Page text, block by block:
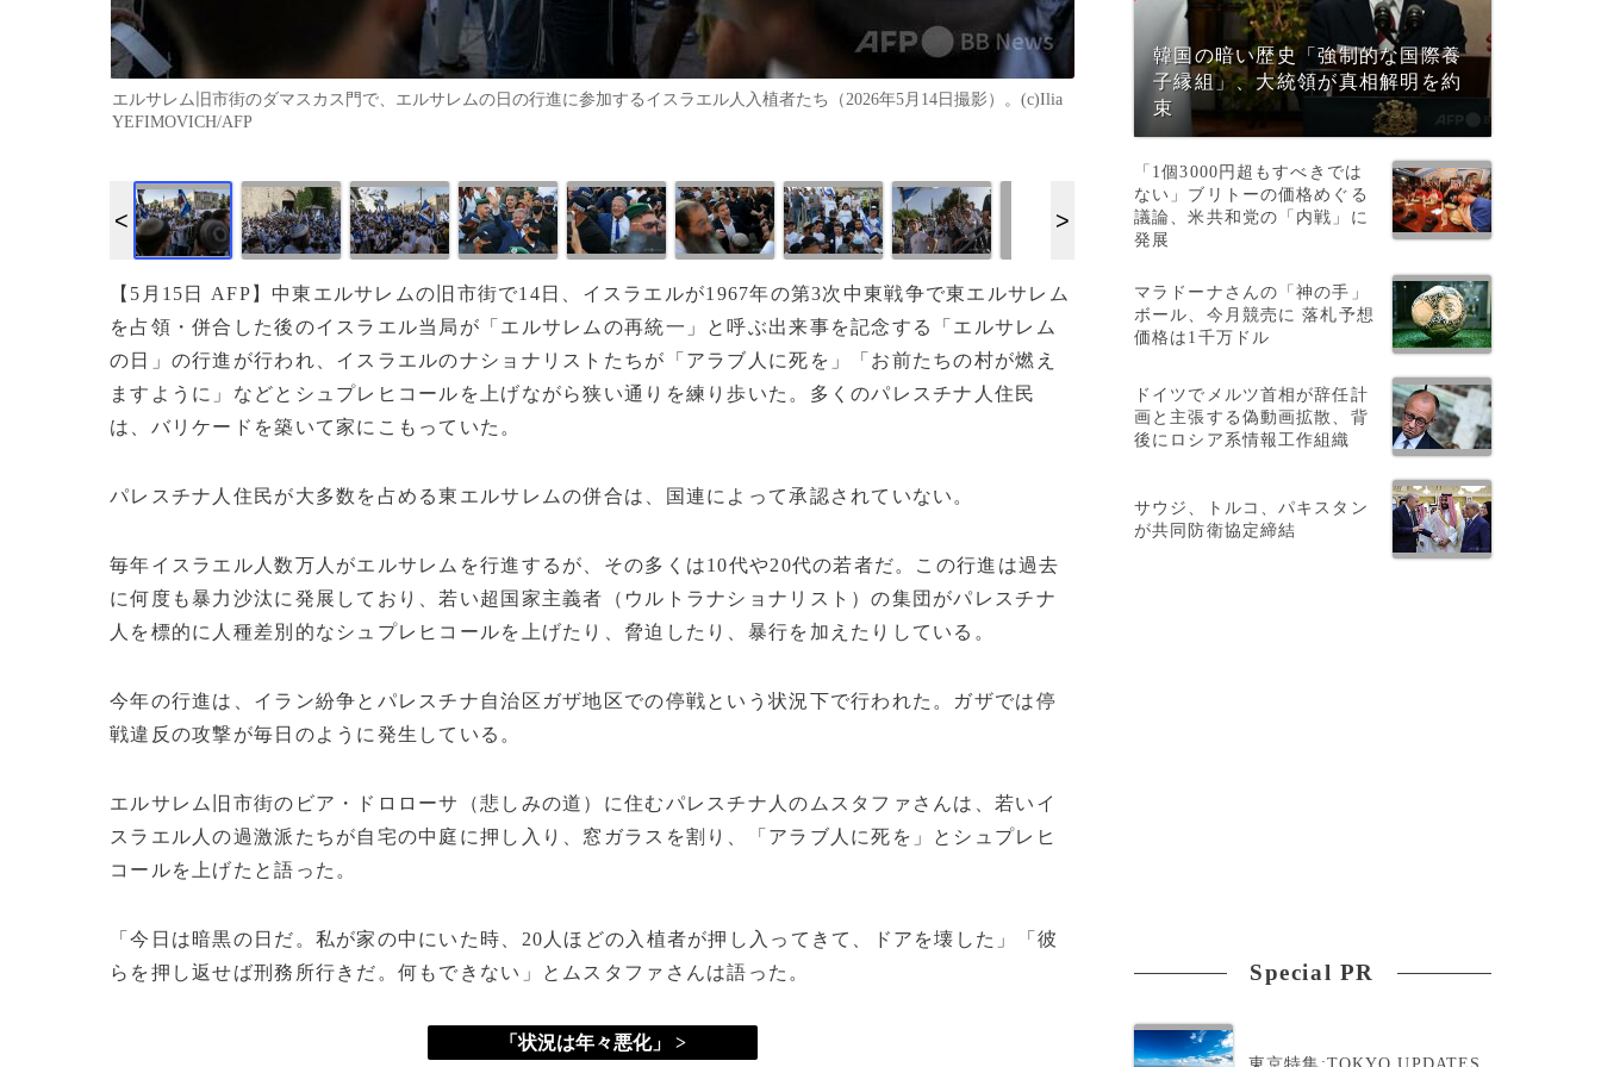
エルサレム旧市街のダマスカス門で、エルサレムの日の行進に参加するイスラエル人入植者たち（2026年5月14日撮影）。(c)Ilia
YEFIMOVICH/AFP
【5月15日 AFP】中東エルサレムの旧市街で14日、イスラエルが1967年の第3次中東戦争で東エルサレム
を占領・併合した後のイスラエル当局が「エルサレムの再統一」と呼ぶ出来事を記念する「エルサレム
の日」の行進が行われ、イスラエルのナショナリストたちが「アラブ人に死を」「お前たちの村が燃え
ますように」などとシュプレヒコールを上げながら狭い通りを練り歩いた。多くのパレスチナ人住民
は、バリケードを築いて家にこもっていた。
パレスチナ人住民が大多数を占める東エルサレムの併合は、国連によって承認されていない。
毎年イスラエル人数万人がエルサレムを行進するが、その多くは10代や20代の若者だ。この行進は過去
に何度も暴力沙汰に発展しており、若い超国家主義者（ウルトラナショナリスト）の集団がパレスチナ
人を標的に人種差別的なシュプレヒコールを上げたり、脅迫したり、暴行を加えたりしている。
今年の行進は、イラン紛争とパレスチナ自治区ガザ地区での停戦という状況下で行われた。ガザでは停
戦違反の攻撃が毎日のように発生している。
エルサレム旧市街のビア・ドロローサ（悲しみの道）に住むパレスチナ人のムスタファさんは、若いイ
スラエル人の過激派たちが自宅の中庭に押し入り、窓ガラスを割り、「アラブ人に死を」とシュプレヒ
コールを上げたと語った。
「今日は暗黒の日だ。私が家の中にいた時、20人ほどの入植者が押し入ってきて、ドアを壊した」「彼
らを押し返せば刑務所行きだ。何もできない」とムスタファさんは語った。
「状況は年々悪化」 >
韓国の暗い歴史「強制的な国際養
子縁組」、大統領が真相解明を約
束
「1個3000円超もすべきでは
ない」ブリトーの価格めぐる
議論、米共和党の「内戦」に
発展
マラドーナさんの「神の手」
ボール、今月競売に 落札予想
価格は1千万ドル
ドイツでメルツ首相が辞任計
画と主張する偽動画拡散、背
後にロシア系情報工作組織
サウジ、トルコ、パキスタン
が共同防衛協定締結
Special PR
東京特集:TOKYO UPDATES